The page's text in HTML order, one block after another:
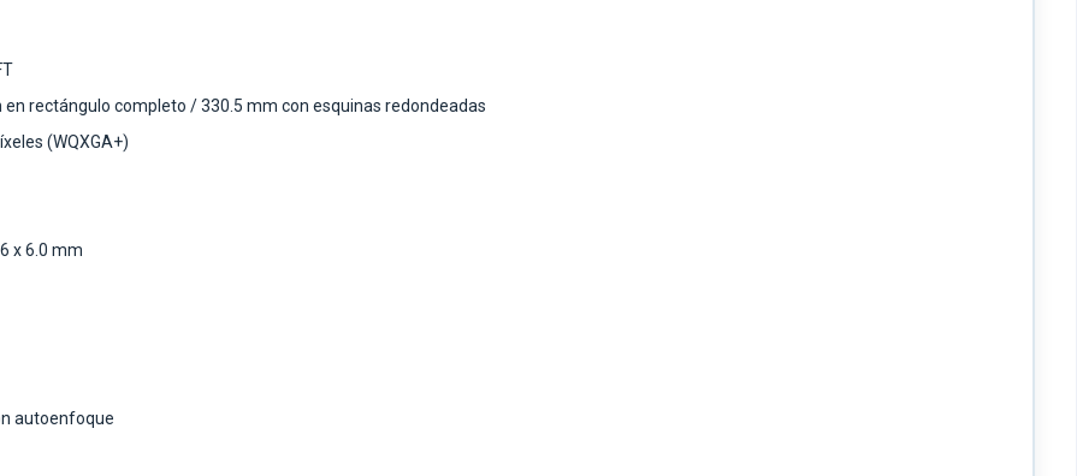
en rectángulo completo / 330.5 mm con esquinas redondeadas
(WQXGA+)
x 6.0 mm
autoenfoque